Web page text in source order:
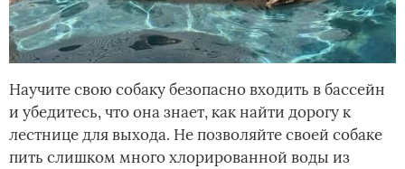
Научите свою собаку безопасно входить в бассейн
и убедитесь, что она знает, как найти дорогу к
лестнице для выхода. Не позволяйте своей собаке
пить слишком много хлорированной воды из